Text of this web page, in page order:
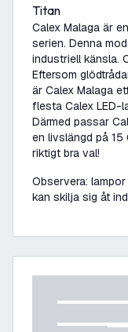
Titan
Calex Malaga är
serien. Denna
industriell känsla.
Eftersom
är Calex Malaga
flesta Calex LED-
Därmed passar
en livslängd på
riktigt bra val!
Observera:
kan skilja sig åt